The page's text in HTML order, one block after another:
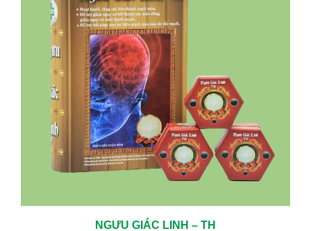
NGƯU GIÁC LINH – TH